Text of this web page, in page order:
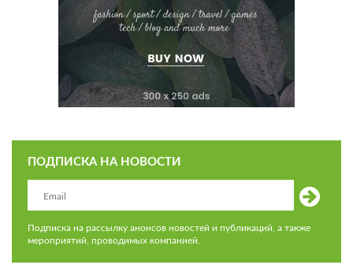
ПОДПИСКА НА НОВОСТИ
Подписка на рассылку анонсов новостей и публикаций, а также
мероприятий, проводимых компанией.